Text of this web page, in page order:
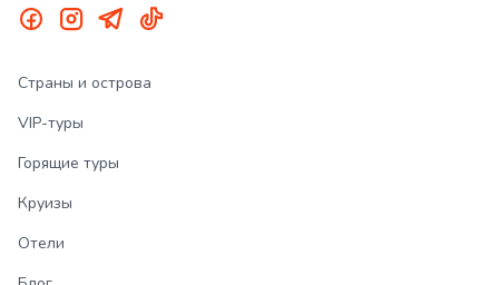
Страны и острова
VIP-туры
Горящие туры
Круизы
Отели